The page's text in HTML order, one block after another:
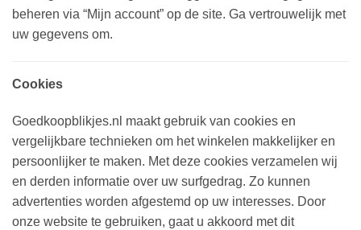
beheren via “Mijn account” op de site. Ga vertrouwelijk met
uw gegevens om.
Cookies
Goedkoopblikjes.nl maakt gebruik van cookies en
vergelijkbare technieken om het winkelen makkelijker en
persoonlijker te maken. Met deze cookies verzamelen wij
en derden informatie over uw surfgedrag. Zo kunnen
advertenties worden afgestemd op uw interesses. Door
onze website te gebruiken, gaat u akkoord met dit